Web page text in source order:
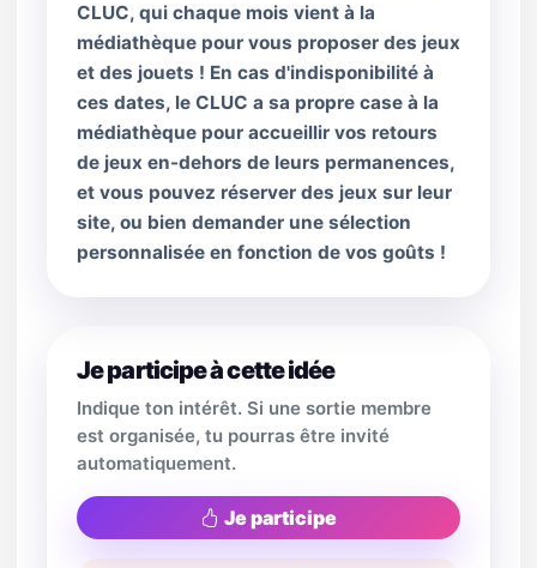
CLUC, qui chaque mois vient à la
médiathèque pour vous proposer des jeux
et des jouets ! En cas d'indisponibilité à
ces dates, le CLUC a sa propre case à la
médiathèque pour accueillir vos retours
de jeux en-dehors de leurs permanences,
et vous pouvez réserver des jeux sur leur
site, ou bien demander une sélection
personnalisée en fonction de vos goûts !
Je participe à cette idée
Indique ton intérêt. Si une sortie membre
est organisée, tu pourras être invité
automatiquement.
Je participe